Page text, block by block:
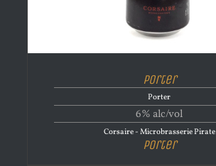
Porter
Porter
6% alc/vol
Corsaire - Microbrasserie Pirate
Porter